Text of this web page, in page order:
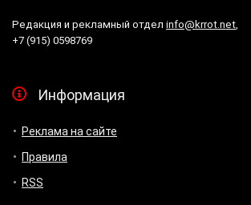
Редакция и рекламный отдел info@krrot.net
+7 (915) 0598769
Информация
Реклама на сайте
Правила
RSS